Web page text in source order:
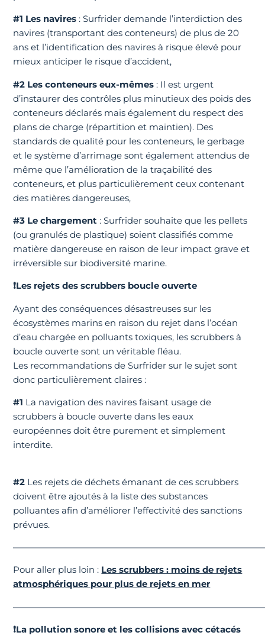
#1 Les navires : Surfrider demande l’interdiction des
navires (transportant des conteneurs) de plus de 20
ans et l’identification des navires à risque élevé pour
mieux anticiper le risque d’accident,
#2 Les conteneurs eux-mêmes : Il est urgent
d’instaurer des contrôles plus minutieux des poids des
conteneurs déclarés mais également du respect des
plans de charge (répartition et maintien). Des
standards de qualité pour les conteneurs, le gerbage
et le système d’arrimage sont également attendus de
même que l’amélioration de la traçabilité des
conteneurs, et plus particulièrement ceux contenant
des matières dangereuses,
#3 Le chargement : Surfrider souhaite que les pellets
(ou granulés de plastique) soient classifiés comme
matière dangereuse en raison de leur impact grave et
irréversible sur biodiversité marine.
❗Les rejets des scrubbers boucle ouverte
Ayant des conséquences désastreuses sur les
écosystèmes marins en raison du rejet dans l’océan
d’eau chargée en polluants toxiques, les scrubbers à
boucle ouverte sont un véritable fléau.
Les recommandations de Surfrider sur le sujet sont
donc particulièrement claires :
#1 La navigation des navires faisant usage de
scrubbers à boucle ouverte dans les eaux
européennes doit être purement et simplement
interdite.
#2 Les rejets de déchets émanant de ces scrubbers
doivent être ajoutés à la liste des substances
polluantes afin d’améliorer l’effectivité des sanctions
prévues.
Pour aller plus loin : Les scrubbers : moins de rejets
atmosphériques pour plus de rejets en mer
❗La pollution sonore et les collisions avec cétacés